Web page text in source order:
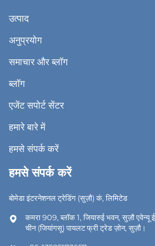
उत्पाद
अनुप्रयोग
समाचार और ब्लॉग
ब्लॉग
एजेंट सपोर्ट सेंटर
हमारे बारे में
हमसे संपर्क करें
हमसे संपर्क करें
बोमेडा इंटरनेशनल ट्रेडिंग (सुज़ौ) कं, लिमिटेड
कमरा 909, ब्लॉक 1, जियारुई भवन, सुज़ौ एवेन्यू
चीन (जियांगसू) पायलट फ्री ट्रेड ज़ोन, सुज़ौ।